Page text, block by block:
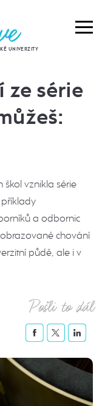
UNIVERZITY
ze série
škol vznikla série
příklady
a odbornic
chování
půdě, ale i v
Pošli to dál